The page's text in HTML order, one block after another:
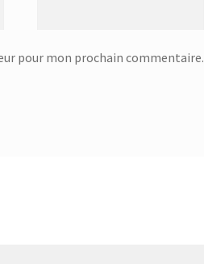
pour mon prochain commentaire.